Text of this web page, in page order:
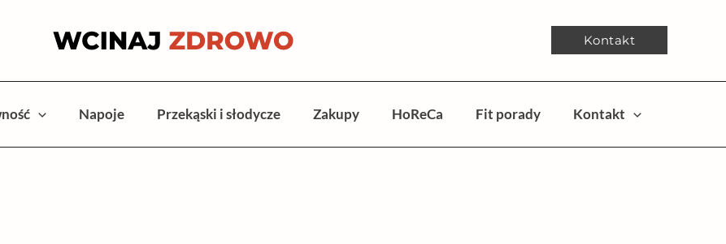
Kontakt
Napoje Przekąski i słodycze Zakupy HoReCa Fit porady Kontakt